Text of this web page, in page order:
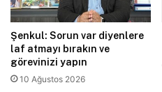
Şenkul: Sorun var diyenlere
laf atmayı bırakın ve
görevinizi yapın
10 Ağustos 2026